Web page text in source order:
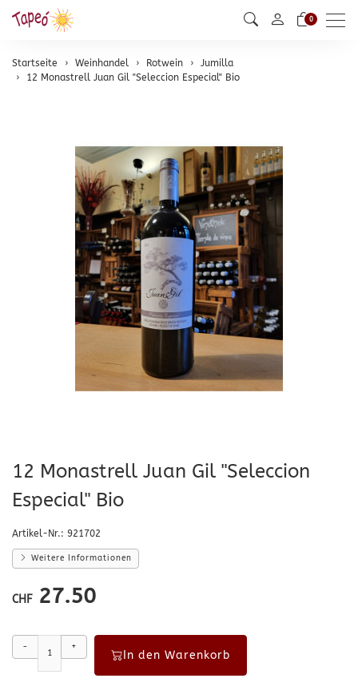
0
Startseite Weinhandel Rotwein
Jumilla
12 Monastrell Juan Gil "Seleccion Especial" Bio
12 Monastrell Juan Gil "Seleccion
Especial" Bio
Artikel-Nr.: 921702
Weitere Informationen
CHF 27.50
- +
In den Warenkorb